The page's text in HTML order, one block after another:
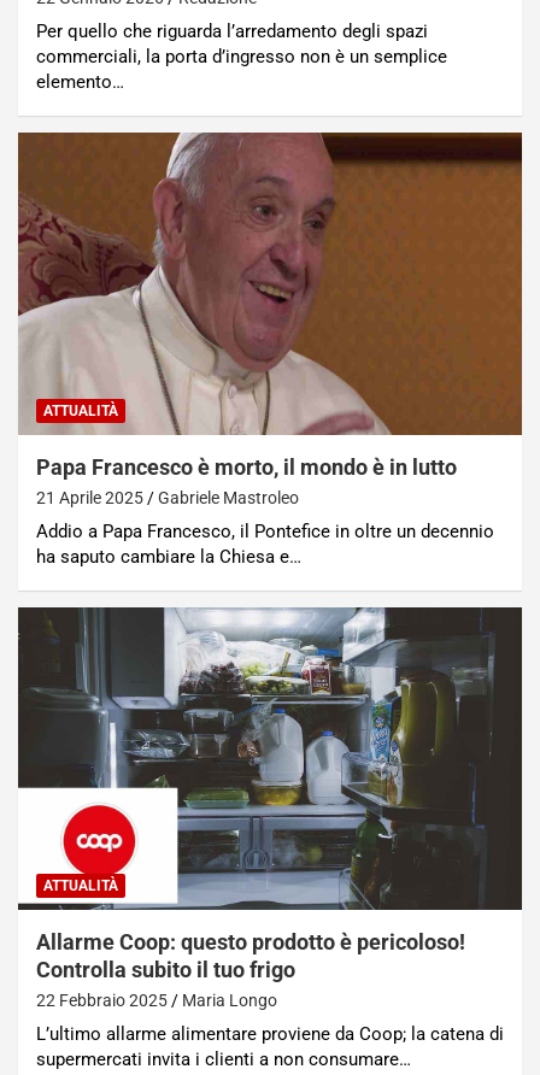
Per quello che riguarda l’arredamento degli spazi
commerciali, la porta d’ingresso non è un semplice
elemento…
ATTUALITÀ
Papa Francesco è morto, il mondo è in lutto
21 Aprile 2025 Gabriele Mastroleo
Addio a Papa Francesco, il Pontefice in oltre un decennio
ha saputo cambiare la Chiesa e…
ATTUALITÀ
Allarme Coop: questo prodotto è pericoloso!
Controlla subito il tuo frigo
22 Febbraio 2025 Maria Longo
L’ultimo allarme alimentare proviene da Coop; la catena di
supermercati invita i clienti a non consumare…